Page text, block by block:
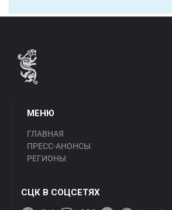
МЕНЮ
ГЛАВНАЯ
ПРЕСС-АНОНСЫ
РЕГИОНЫ
СЦК В СОЦСЕТЯХ